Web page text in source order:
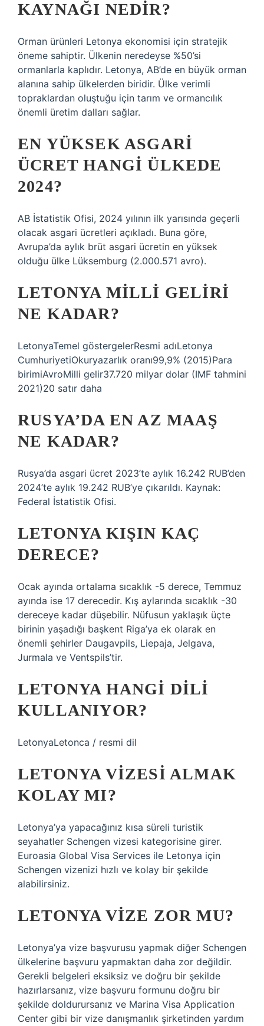
KAYNAĞI NEDIR?
Orman ürünleri Letonya ekonomisi için stratejik
öneme sahiptir. Ülkenin neredeyse %50’si
ormanlarla kaplıdır. Letonya, AB’de en büyük orman
alanına sahip ülkelerden biridir. Ülke verimli
topraklardan oluştuğu için tarım ve ormancılık
önemli üretim dalları sağlar.
EN YÜKSEK ASGARI
ÜCRET HANGI ÜLKEDE
2024?
AB İstatistik Ofisi, 2024 yılının ilk yarısında geçerli
olacak asgari ücretleri açıkladı. Buna göre,
Avrupa’da aylık brüt asgari ücretin en yüksek
olduğu ülke Lüksemburg (2.000.571 avro).
LETONYA MILLI GELIRI
NE KADAR?
LetonyaTemel göstergelerResmi adıLetonya
CumhuriyetiOkuryazarlık oranı99,9% (2015)Para
birimiAvroMilli gelir37.720 milyar dolar (IMF tahmini
2021)20 satır daha
RUSYA’DA EN AZ MAAŞ
NE KADAR?
Rusya’da asgari ücret 2023’te aylık 16.242 RUB’den
2024’te aylık 19.242 RUB’ye çıkarıldı. Kaynak:
Federal İstatistik Ofisi.
LETONYA KIŞIN KAÇ
DERECE?
Ocak ayında ortalama sıcaklık -5 derece, Temmuz
ayında ise 17 derecedir. Kış aylarında sıcaklık -30
dereceye kadar düşebilir. Nüfusun yaklaşık üçte
birinin yaşadığı başkent Riga’ya ek olarak en
önemli şehirler Daugavpils, Liepaja, Jelgava,
Jurmala ve Ventspils’tir.
LETONYA HANGI DILI
KULLANIYOR?
LetonyaLetonca / resmi dil
LETONYA VIZESI ALMAK
KOLAY MI?
Letonya’ya yapacağınız kısa süreli turistik
seyahatler Schengen vizesi kategorisine girer.
Euroasia Global Visa Services ile Letonya için
Schengen vizenizi hızlı ve kolay bir şekilde
alabilirsiniz.
LETONYA VIZE ZOR MU?
Letonya’ya vize başvurusu yapmak diğer Schengen
ülkelerine başvuru yapmaktan daha zor değildir.
Gerekli belgeleri eksiksiz ve doğru bir şekilde
hazırlarsanız, vize başvuru formunu doğru bir
şekilde doldurursanız ve Marina Visa Application
Center gibi bir vize danışmanlık şirketinden yardım